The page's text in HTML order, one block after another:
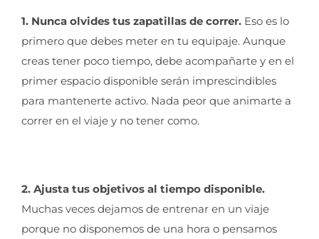
1. Nunca olvides tus zapatillas de correr. Eso es lo
primero que debes meter en tu equipaje. Aunque
creas tener poco tiempo, debe acompañarte y en el
primer espacio disponible serán imprescindibles
para mantenerte activo. Nada peor que animarte a
correr en el viaje y no tener como.
2. Ajusta tus objetivos al tiempo disponible.
Muchas veces dejamos de entrenar en un viaje
porque no disponemos de una hora o pensamos